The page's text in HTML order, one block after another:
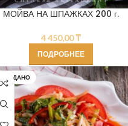
МОЙВА НА ШПАЖКАХ 200 г.
4 450,00₸
ПОДРОБНЕЕ
ПРОДАНО